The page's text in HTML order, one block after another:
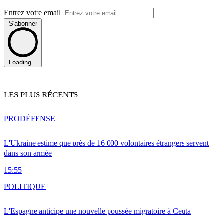
Entrez votre email
S'abonner
Loading...
LES PLUS RÉCENTS
L'Ukraine estime que près de 16 000 volontaires étrangers servent
dans son armée
15:55
PRODÉFENSE
L'Espagne anticipe une nouvelle poussée migratoire à Ceuta
POLITIQUE